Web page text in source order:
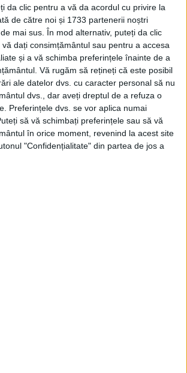
da clic pentru a vă da acordul cu privire la
de către noi și 1733 partenerii noștri
mai sus. În mod alternativ, puteți da clic
dați consimțământul sau pentru a accesa
și a vă schimba preferințele înainte de a
Vă rugăm să rețineți că este posibil
ale datelor dvs. cu caracter personal să nu
dvs., dar aveți dreptul de a refuza o
Preferințele dvs. se vor aplica numai
să vă schimbați preferințele sau să vă
în orice moment, revenind la acest site
"Confidențialitate" din partea de jos a
10:15 AM 2 MINUTE DE CITIRE
Odată cu aceasta, întregul portofoliu de 629
al Evryo Group din România!